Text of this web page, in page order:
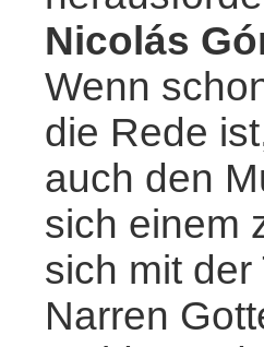
Nicolás
Wenn
die Rede
auch den
sich einem
sich mit der
Narren